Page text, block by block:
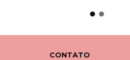
CONTATO